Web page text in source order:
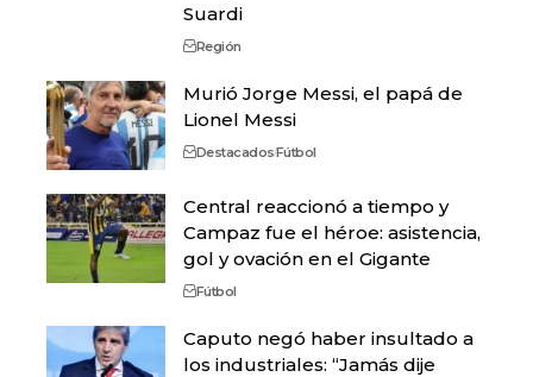
Suardi
Región
Murió Jorge Messi, el papá de
Lionel Messi
DestacadosFútbol
Central reaccionó a tiempo y
Campaz fue el héroe: asistencia,
gol y ovación en el Gigante
Fútbol
Caputo negó haber insultado a
los industriales: “Jamás dije